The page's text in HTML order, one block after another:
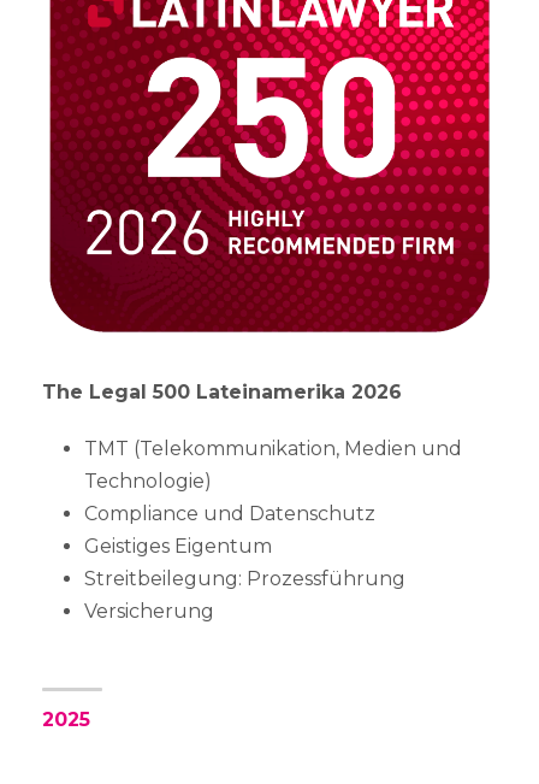
The Legal 500 Lateinamerika 2026
TMT (Telekommunikation, Medien und
Technologie)
Compliance und Datenschutz
Geistiges Eigentum
Streitbeilegung: Prozessführung
Versicherung
2025